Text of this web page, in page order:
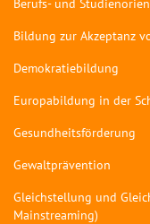
Bildung zur Akzeptanz
Demokratiebildung
Europabildung in der
Gesundheitsförderung
Gewaltprävention
Gleichstellung und
Mainstreaming)